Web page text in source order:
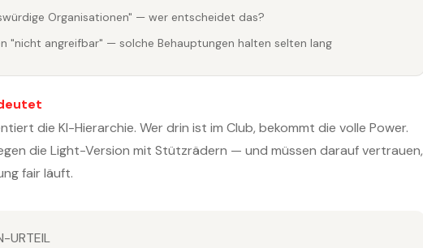
Organisationen" — wer entscheidet das?
"nicht angreifbar" — solche Behauptungen halten selten lang
die KI-Hierarchie. Wer drin ist im Club, bekommt die volle Power.
die Light-Version mit Stützrädern — und müssen darauf vertrauen,
fair läuft.
URTEIL